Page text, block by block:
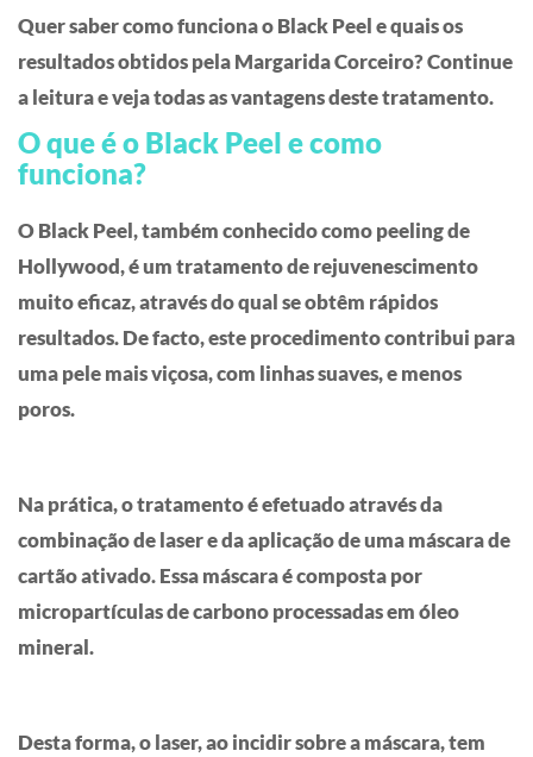
Quer saber como funciona o Black Peel e quais os
resultados obtidos pela Margarida Corceiro? Continue
a leitura e veja todas as vantagens deste tratamento.
O que é o Black Peel e como
funciona?
O Black Peel, também conhecido como peeling de
Hollywood, é um tratamento de rejuvenescimento
muito eficaz, através do qual se obtêm rápidos
resultados. De facto, este procedimento contribui para
uma pele mais viçosa, com linhas suaves, e menos
poros.
Na prática, o tratamento é efetuado através da
combinação de laser e da aplicação de uma máscara de
cartão ativado. Essa máscara é composta por
micropartículas de carbono processadas em óleo
mineral.
Desta forma, o laser, ao incidir sobre a máscara, tem